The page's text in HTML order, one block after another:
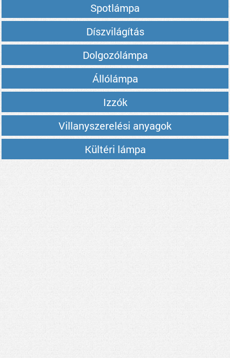
Spotlámpa
Díszvilágítás
Dolgozólámpa
Állólámpa
Izzók
Villanyszerelési anyagok
Kültéri lámpa